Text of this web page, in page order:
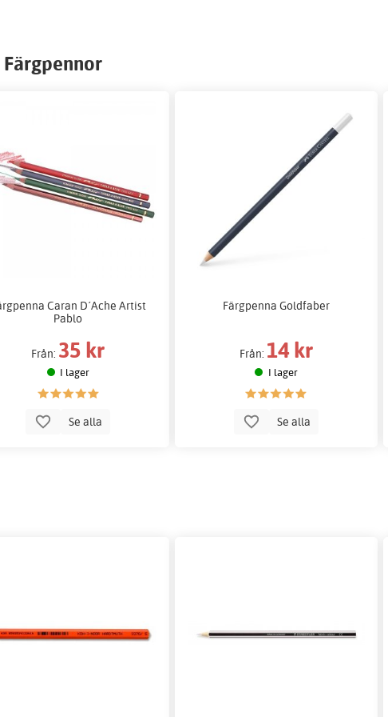
Caran D´Ache Artist
Pablo
Från: 35 kr
I lager
Se alla
Färgpenna Goldfaber
Från: 14 kr
I lager
Se alla